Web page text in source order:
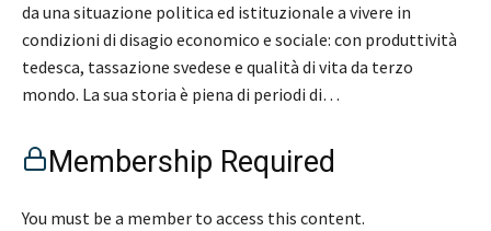
da una situazione politica ed istituzionale a vivere in
condizioni di disagio economico e sociale: con produttività
tedesca, tassazione svedese e qualità di vita da terzo
mondo. La sua storia è piena di periodi di…
Membership Required
You must be a member to access this content.